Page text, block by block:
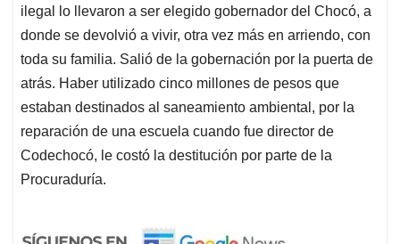
ilegal lo llevaron a ser elegido gobernador del Chocó, a
donde se devolvió a vivir, otra vez más en arriendo, con
toda su familia. Salió de la gobernación por la puerta de
atrás. Haber utilizado cinco millones de pesos que
estaban destinados al saneamiento ambiental, por la
reparación de una escuela cuando fue director de
Codechocó, le costó la destitución por parte de la
Procuraduría.